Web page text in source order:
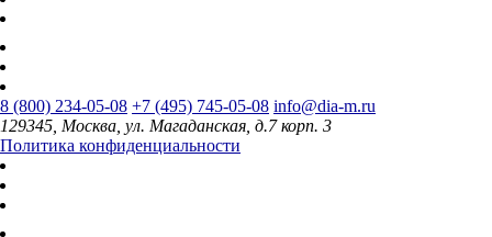
8 (800) 234-05-08 +7 (495) 745-05-08 info@dia-m.ru
129345, Москва, ул. Магаданская, д.7 корп. 3
Политика конфиденциальности